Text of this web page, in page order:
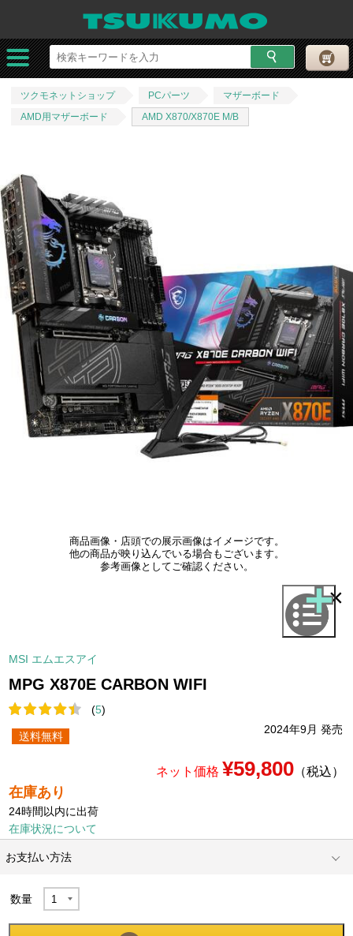
ツクモネットショップ PCパーツ
マザーボード
AMD用マザーボード
AMD X870/X870E M/B
商品画像・店頭での展示画像はイメージです。
他の商品が映り込んでいる場合もございます。
参考画像としてご確認ください。
×
MSI エムエスアイ
MPG X870E CARBON WIFI
(5)
2024年9月 発売
送料無料
ネット価格 ¥59,800（税込）
在庫あり
24時間以内に出荷
在庫状況について
お支払い方法
数量